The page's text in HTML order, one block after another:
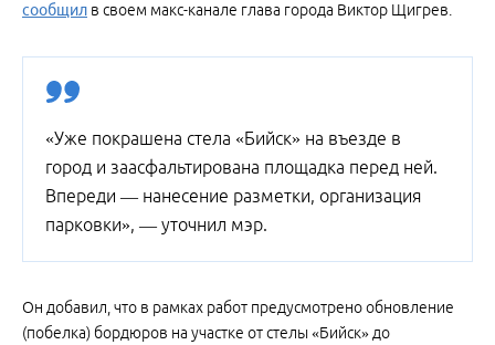
сообщил в своем макс-канале глава города Виктор Щигрев.
«Уже покрашена стела «Бийск» на въезде в
город и заасфальтирована площадка перед ней.
Впереди — нанесение разметки, организация
парковки», — уточнил мэр.
Он добавил, что в рамках работ предусмотрено обновление
(побелка) бордюров на участке от стелы «Бийск» до